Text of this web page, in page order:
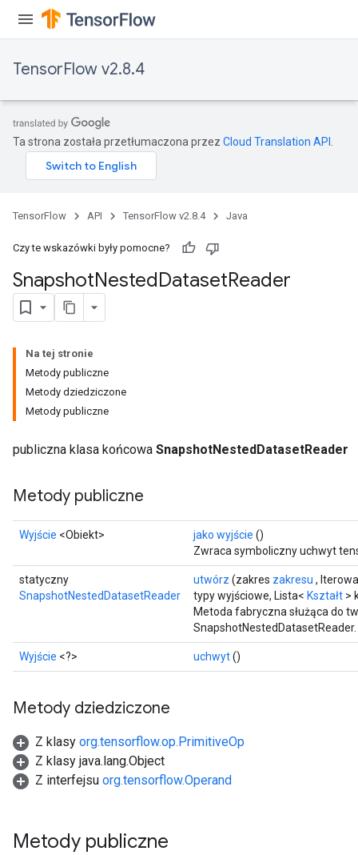
TensorFlow v2.8.4
Ta strona została przetłumaczona przez Cloud Translation API
TensorFlow API TensorFlow v2.8.4 Java
Czy te wskazówki były pomocne?
SnapshotNestedDatasetReader
Na tej stronie
Metody publiczne
Metody dziedziczone
Metody publiczne
publiczna klasa końcowa SnapshotNestedDatasetReader
Metody publiczne
Wyjście <Obiekt> jako wyjście ()
Zwraca symboliczny uchwyt
statyczny
SnapshotNestedDatasetReader
utwórz (zakres zakresu ,
typy wyjściowe, Lista< Kształt >
Metoda fabryczna służąca do
SnapshotNestedDatasetReader.
Wyjście <?> uchwyt()
Metody dziedziczone
Z klasy org.tensorflow.op.PrimitiveOp
Z klasy java.lang.Object
Z interfejsu org.tensorflow.Operand
Metody publiczne